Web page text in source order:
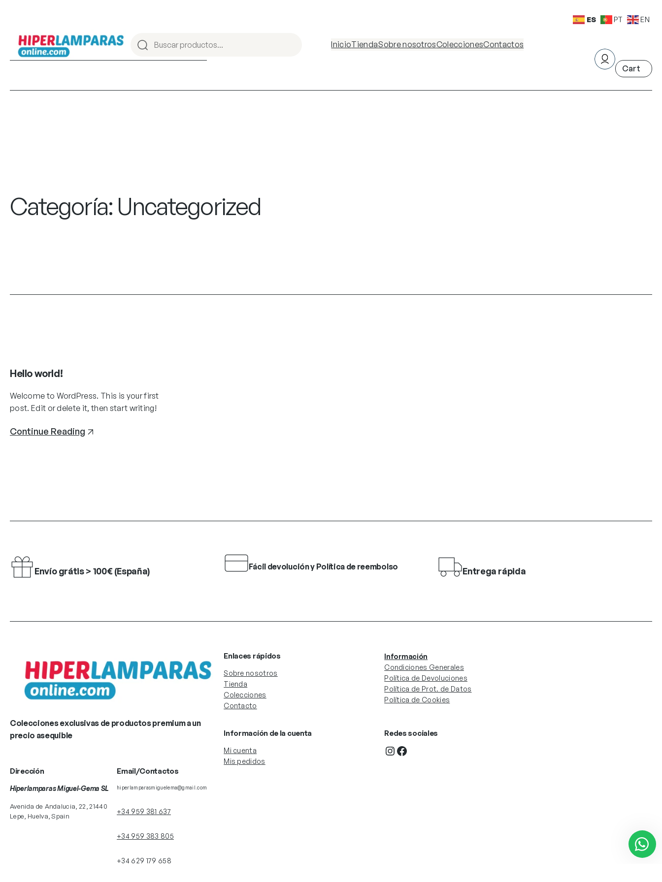
InicioTiendaSobre nosotrosColeccionesContactos
ES PT EN
Categoría: Uncategorized
Hello world!
Welcome to WordPress. This is your first
post. Edit or delete it, then start writing!
Continue Reading
Envío grátis > 100€ (España) Fácil devolución y Política de reembolso Entrega rápida
Colecciones exclusivas de productos premium a un
precio asequible
Dirección
Hiperlamparas Miguel-Gema SL
Avenida de Andalucia, 22, 21440
Lepe, Huelva, Spain
Email/Contactos
hiperlamparasmiguelema@gmail.com
+34 959 381 637
+34 959 383 805
+34 629 179 658
Enlaces rápidos
Sobre nosotros
Tienda
Colecciones
Contacto
Información
Condiciones Generales
Política de Devoluciones
Política de Prot. de Datos
Política de Cookies
Información de la cuenta
Mi cuenta
Mis pedidos
Redes sociales
InstagramFacebook